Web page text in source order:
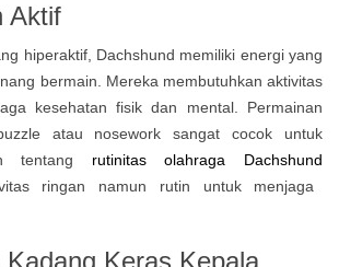
Aktif
hiperaktif, Dachshund memiliki energi yang
bermain. Mereka membutuhkan aktivitas
kesehatan fisik dan mental. Permainan
atau nosework sangat cocok untuk
tentang
rutinitas olahraga Dachshund
ringan namun rutin untuk menjaga
Kadang Keras Kepala